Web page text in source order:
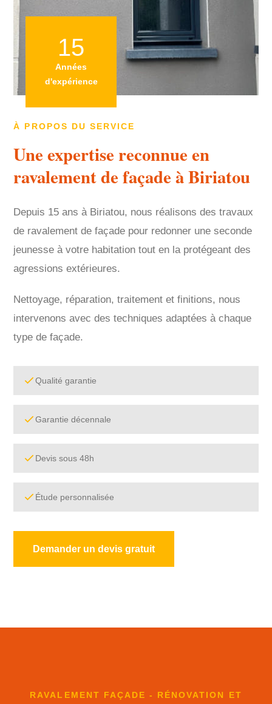
À PROPOS DU SERVICE
Une expertise reconnue en
ravalement de façade à Biriatou
Depuis 15 ans à Biriatou, nous réalisons des travaux
de ravalement de façade pour redonner une seconde
jeunesse à votre habitation tout en la protégeant des
agressions extérieures.
Nettoyage, réparation, traitement et finitions, nous
intervenons avec des techniques adaptées à chaque
type de façade.
Qualité garantie
Garantie décennale
Devis sous 48h
Étude personnalisée
Demander un devis gratuit
15
Années
d'expérience
RAVALEMENT FAÇADE - RÉNOVATION ET